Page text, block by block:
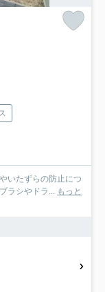
いたずらの防止につ
ラシやドラ...
もっと